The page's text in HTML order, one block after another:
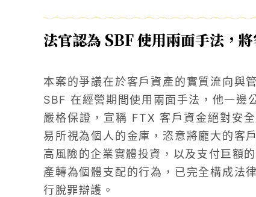
法官認為 SBF 使用兩面手法，
本案的爭議在於客戶資產的實質流向與
SBF 在經營期間使用兩面手法，他一邊
嚴格保證，宣稱 FTX 客戶資金絕對安
易所視為個人的金庫，恣意將龐大的客
高風險的企業實體投資，以及支付巨額
產轉為個體支配的行為，已完全構成法
行脫罪辯護。